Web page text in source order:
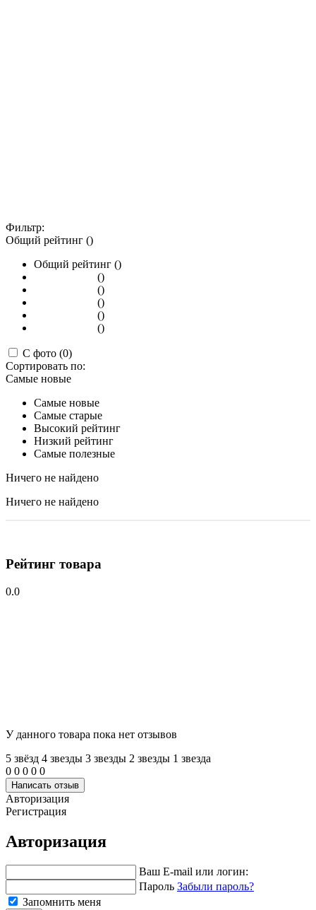
Фильтр:
Общий рейтинг ()
Общий рейтинг ()
()
()
()
()
()
С фото (0)
Сортировать по:
Самые новые
Самые новые
Самые старые
Высокий рейтинг
Низкий рейтинг
Самые полезные
Ничего не найдено
Ничего не найдено
Рейтинг товара
0.0
У данного товара пока нет отзывов
5 звёзд 4 звeзды 3 звeзды 2 звeзды 1 звeзда
0 0 0 0 0
Написать отзыв
Авторизация
Регистрация
Авторизация
Ваш E-mail или логин:
Пароль Забыли пароль?
Запомнить меня